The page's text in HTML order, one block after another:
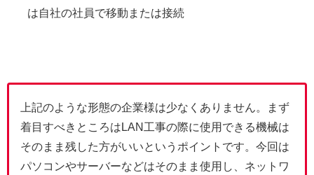
は自社の社員で移動または接続
上記のような形態の企業様は少なくありません。まず
着目すべきところはLAN工事の際に使用できる機械は
そのまま残した方がいいというポイントです。今回は
パソコンやサーバーなどはそのまま使用し、ネットワ